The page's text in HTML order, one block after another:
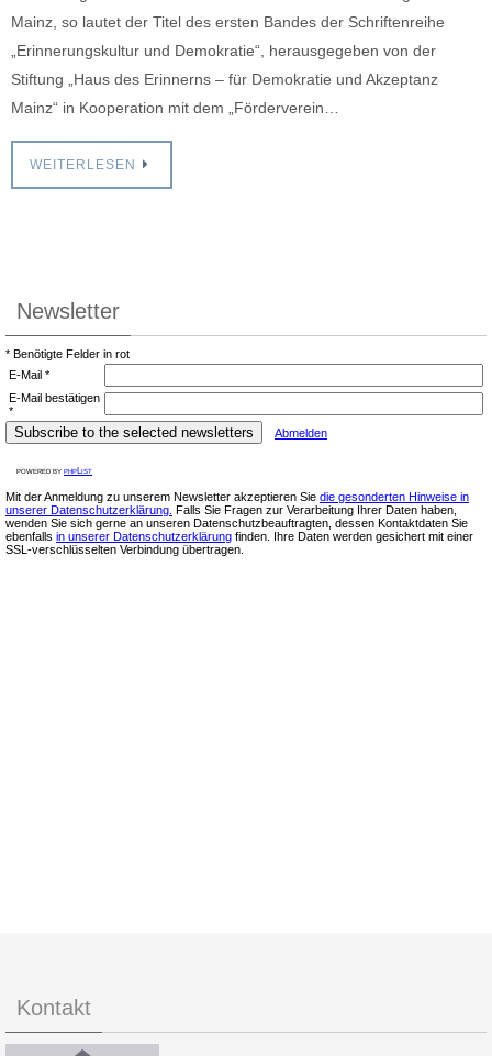
Mainz, so lautet der Titel des ersten Bandes der Schriftenreihe
„Erinnerungskultur und Demokratie“, herausgegeben von der
Stiftung „Haus des Erinnerns – für Demokratie und Akzeptanz
Mainz“ in Kooperation mit dem „Förderverein…
WEITERLESEN
Newsletter
Kontakt